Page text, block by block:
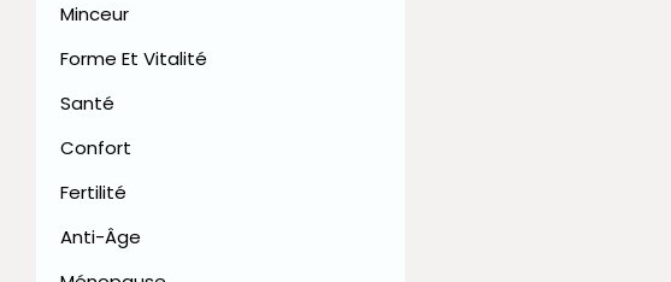
Minceur
Forme Et Vitalité
Santé
Confort
Fertilité
Anti-Âge